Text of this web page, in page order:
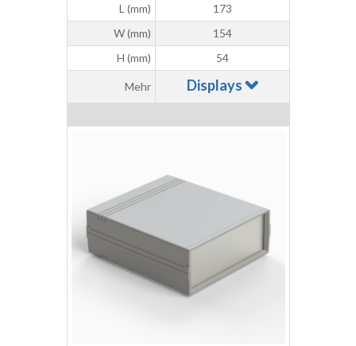
L (mm)
173
W (mm)
154
H (mm)
54
Mehr Displays